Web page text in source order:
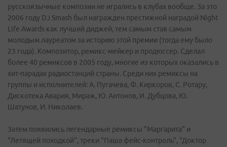
русскоязычные композии не игрались в клубах вообще. За это
2006 году DJ Smash был награжден престижной наградой Night
Life Awards как лучший диджей, тем самым став самым
молодым лауреатом за историю этой премии (тогда ему было
23 года). Композитор, ремикс-мейкер и продюссер. Сделал
более 40 ремиксов в 2005 году, многие из которых оказались в
хит-парадах радиостанций страны. Среди них ремиксы на
группы и исполнителей: А. Пугачева, Ф. Киркоров, С. Ротару,
Дискотека Авария, Мираж, Ю. Антонов, И. Дубцова, Ю.
Шатунов, И. Николаев.
Затем появились легендарные ремиксы "Маргарита" и
"Летящей походкой", треки "Паша фейс-контроль", "Доктор